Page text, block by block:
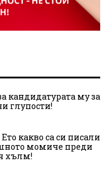
кандидатурата му за
глупости!
какво са си писали
момиче преди
хълм!